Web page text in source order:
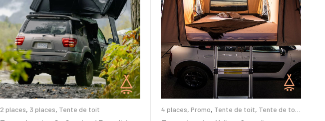
2 places, 3 places, Tente de toit 4 places, Promo, Tente de toit, Tente de toit